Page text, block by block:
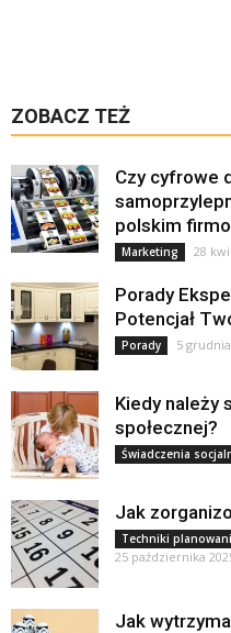
ZOBACZ TEŻ
Czy cyfrowe
polskim
Marketing 28
Porady
Potencjał
Porady 5
Kiedy należy
społecznej?
Świadczenia
Jak
Techniki
25 października
Jak